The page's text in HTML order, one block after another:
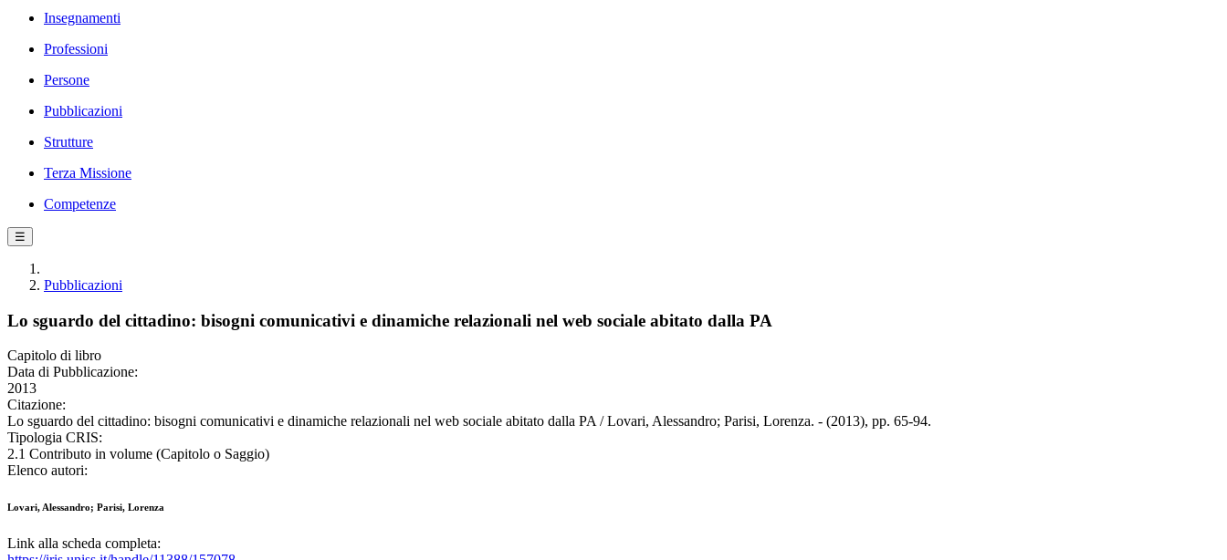
Insegnamenti
Professioni
Persone
Pubblicazioni
Strutture
Terza Missione
Competenze
☰
Pubblicazioni
Lo sguardo del cittadino: bisogni comunicativi e dinamiche relazionali nel web sociale abitato dalla PA
Capitolo di libro
Data di Pubblicazione:
2013
Citazione:
Lo sguardo del cittadino: bisogni comunicativi e dinamiche relazionali nel web sociale abitato dalla PA / Lovari, Alessandro; Parisi, Lorenza. - (2013), pp. 65-94.
Tipologia CRIS:
2.1 Contributo in volume (Capitolo o Saggio)
Elenco autori:
Lovari, Alessandro; Parisi, Lorenza
Link alla scheda completa: